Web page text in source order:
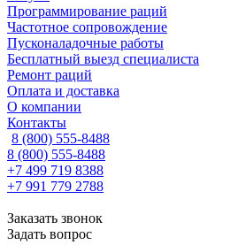
Программирование раций
Частотное сопровождение
Пусконаладочные работы
Бесплатный выезд специалиста
Ремонт раций
Оплата и доставка
О компании
Контакты
8 (800) 555-8488
8 (800) 555-8488
+7 499 719 8388
+7 991 779 2788
Заказать звонок
Задать вопрос